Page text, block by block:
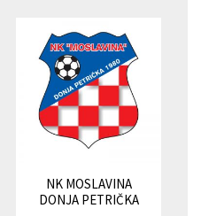
NK MOSLAVINA
DONJA PETRIČKA